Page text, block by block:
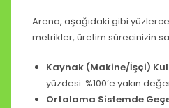
Arena, aşağıdaki gibi
metrikler, üretim sürecinizin
Kaynak (Makine/İşçi)
yüzdesi. %100’e yakın
Ortalama Sistemde